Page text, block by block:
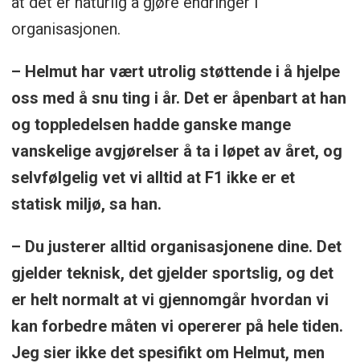
organisasjonen.
– Helmut har vært utrolig støttende i å hjelpe
oss med å snu ting i år. Det er åpenbart at han
og toppledelsen hadde ganske mange
vanskelige avgjørelser å ta i løpet av året, og
selvfølgelig vet vi alltid at F1 ikke er et
statisk miljø, sa han.
– Du justerer alltid organisasjonene dine. Det
gjelder teknisk, det gjelder sportslig, og det
er helt normalt at vi gjennomgår hvordan vi
kan forbedre måten vi opererer på hele tiden.
Jeg sier ikke det spesifikt om Helmut, men